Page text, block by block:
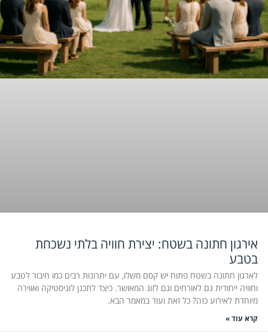
אירגון חתונה בשטח: יצירת חוויה בלתי נשכחת
בטבע
לארגון חתונה בשטח פתוח יש קסם משלו, עם יתרונות רבים כמו חיבור לטבע
וחוויה ייחודית גם לאורחים וגם לזוג המאושר. כיצד לתכנן לוגיסטיקה ואווירה
מיוחדת לאירוע כזה? כל זאת ועוד במאמר הבא.
קרא עוד »